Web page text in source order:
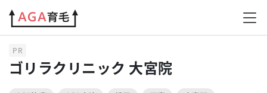
AGAクリニック
PR
ゴリラクリニック 大宮院